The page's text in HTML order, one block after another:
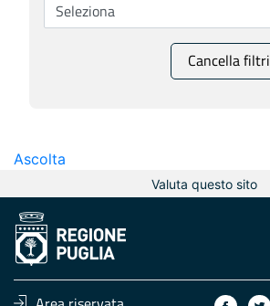
Cancella filtri
Ascolta
Valuta questo sito